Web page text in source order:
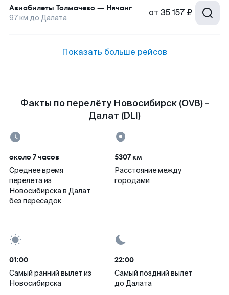
Авиабилеты Толмачево — Нячанг
97км до Далата от 35 157 ₽
Показать больше рейсов
Факты по перелёту Новосибирск (OVB) -
Далат (DLI)
около 7 часов
Среднее время
перелета из
Новосибирска в Далат
без пересадок
5307 км
Расстояние между
городами
01:00
Самый ранний вылет из
Новосибирска
22:00
Самый поздний вылет
до Далата